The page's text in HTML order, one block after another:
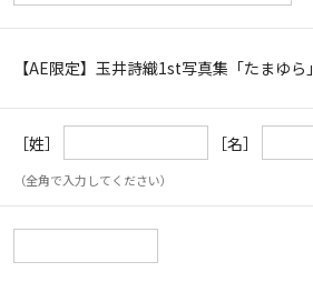
【AE限定】玉井詩織1st写真集「たまゆら」
［姓］ ［名］
（全角で入力してください）